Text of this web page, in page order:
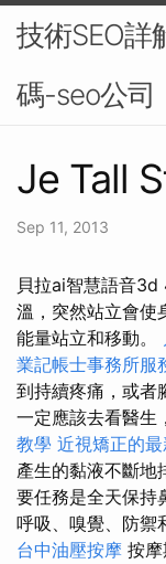
技術SEO詳
碼-seo公司
Je Tall
Sep 11, 2013
貝拉ai智慧語音
溫，突然站立會使
能量站立和移動。
業記帳士事務所服
到持續疼痛，或者
一定應該去看醫生
教學 近視矯正的
產生的黏液不斷地
要任務是全天保持
呼吸、嗅覺、防禦
台中油壓按摩 按